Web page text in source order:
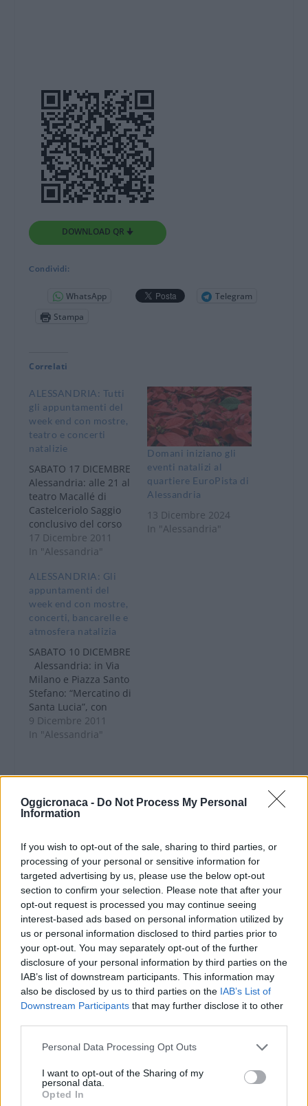
Oggicronaca - Do Not Process My Personal
Information
If you wish to opt-out of the sale, sharing to third parties, or
processing of your personal or sensitive information for
targeted advertising by us, please use the below opt-out
section to confirm your selection. Please note that after your
opt-out request is processed you may continue seeing
interest-based ads based on personal information utilized by
us or personal information disclosed to third parties prior to
your opt-out. You may separately opt-out of the further
disclosure of your personal information by third parties on the
IAB’s list of downstream participants. This information may
also be disclosed by us to third parties on the IAB’s List of
Downstream Participants that may further disclose it to other
Personal Data Processing Opt Outs
I want to opt-out of the Sharing of my
personal data.
Opted In
DOWNLOAD QR 🠋
Condividi:
WhatsApp
Telegram
Stampa
Correlati
ALESSANDRIA: Tutti
gli appuntamenti del
week end con mostre,
teatro e concerti
natalizie
SABATO 17 DICEMBRE
Alessandria: alle 21 al
teatro Macallé di
Castelceriolo Saggio
conclusivo del corso
di teatro tenuto da
Laura Bombonato. In
corso che Laura
Bombonato tiene da
più di un anno,
provenienti dalla
provincia di
Alessandria. La serata
si comporrà di tanti
quadri, in cui…
17 Dicembre 2011
In "Alessandria"
Domani iniziano gli
eventi natalizi al
quartiere EuroPista di
Alessandria
13 Dicembre 2024
In "Alessandria"
ALESSANDRIA: Gli
appuntamenti del
week end con mostre,
concerti, bancarelle e
atmosfera natalizia
SABATO 10 DICEMBRE
Alessandria: in Via
Milano e Piazza Santo
Stefano: “Mercatino di
Santa Lucia”, con
bancarelle di
artigianato, articoli
torrone ed i “lecabon”
presso la libreria
Fissore in piazza della
Parodi presenta il suo
libro “I…
9 Dicembre 2011
In "Alessandria"
VALUTARE: